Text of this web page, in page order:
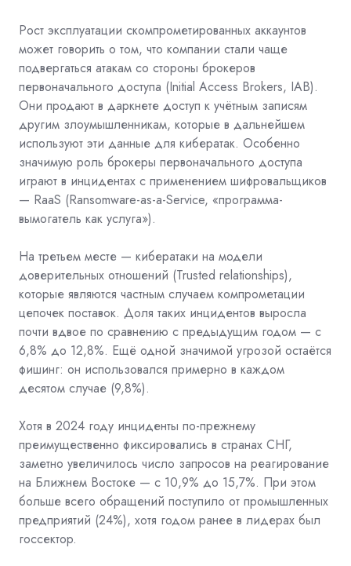
Рост эксплуатации скомпрометированных аккаунтов
может говорить о том, что компании стали чаще
подвергаться атакам со стороны брокеров
первоначального доступа (Initial Access Brokers, IAB).
Они продают в даркнете доступ к учётным записям
другим злоумышленникам, которые в дальнейшем
используют эти данные для кибератак. Особенно
значимую роль брокеры первоначального доступа
играют в инцидентах с применением шифровальщиков
— RaaS (Ransomware-as-a-Service, «программа-
вымогатель как услуга»).
На третьем месте — кибератаки на модели
доверительных отношений (Trusted relationships),
которые являются частным случаем компрометации
цепочек поставок. Доля таких инцидентов выросла
почти вдвое по сравнению с предыдущим годом — с
6,8% до 12,8%. Ещё одной значимой угрозой остаётся
фишинг: он использовался примерно в каждом
десятом случае (9,8%).
Хотя в 2024 году инциденты по-прежнему
преимущественно фиксировались в странах СНГ,
заметно увеличилось число запросов на реагирование
на Ближнем Востоке — с 10,9% до 15,7%. При этом
больше всего обращений поступило от промышленных
предприятий (24%), хотя годом ранее в лидерах был
госсектор.